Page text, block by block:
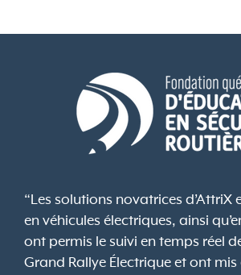
“Les solutions novatrices d’AttriX
en véhicules électriques, ainsi
ont permis le suivi en temps réel
Grand Rallye Électrique et ont mis